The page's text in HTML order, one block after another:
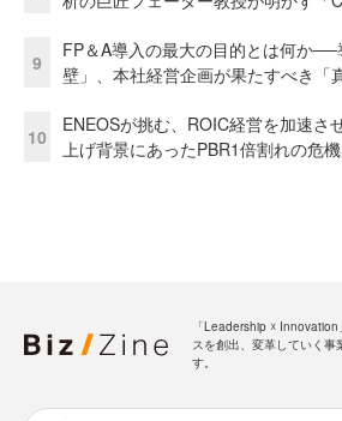
9
FP＆A導入の最大の目的とは何か
壁」、本社経営企画が果たすべき「
10
ENEOSが挑む、ROIC経営を加速さ
上げ背景にあったPBR1倍割れの危
「Leadership ☓
スを創出、変革していく
す。